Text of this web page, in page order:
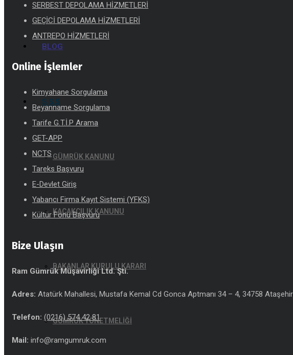
BLOG
S.S.S
GÜMRÜK KANUNU
KAÇAKÇILIK KANUNU
BAKANLAR KURULU KARARI
GÜMRÜK YÖNETMELİĞİ
SERBEST DEPOLAMA HİZMETLERİ
GEÇİCİ DEPOLAMA HİZMETLERİ
ANTREPO HİZMETLERİ
Online İşlemler
Kimyahane Sorgulama
Beyanname Sorgulama
Tarife G.T.İ.P Arama
GET-APP
NCTS
Tareks Başvuru
E-Devlet Giriş
Yabancı Firma Kayıt Sistemi (YFKS)
Kültür Fonu Başvuru
Bize Ulaşın
Ram Gümrük Müşavirliği Ltd. Şti.
Adres: Atatürk Mahallesi, Mustafa Kemal Cd Gonca Aptmanı 34 – 4, 34758
Telefon: (0216) 574 42 81
Mail: info@ramgumruk.com